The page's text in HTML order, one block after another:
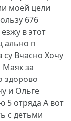
моей цели
676
в этот
ально п
су Вчасно Хочу
Маяк за
здорово
и Ольге
5 отряда А вот
с детьми